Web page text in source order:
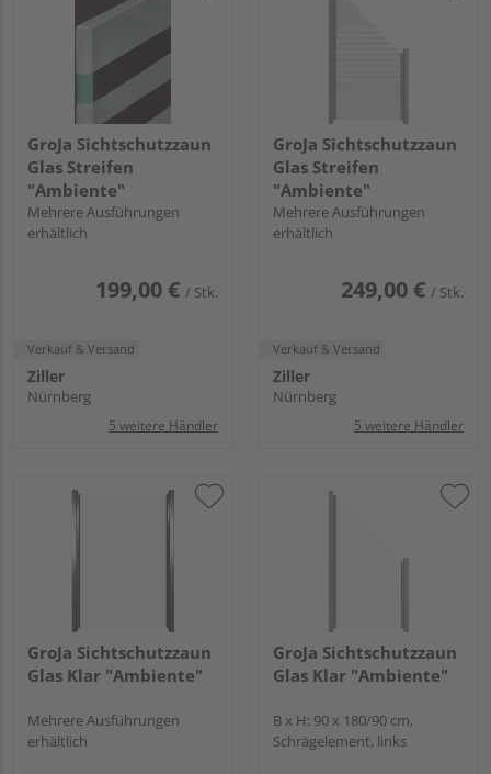
GroJa Sichtschutzzaun
Glas Streifen
"Ambiente"
Mehrere Ausführungen
erhältlich
199,00 € / Stk.
Verkauf & Versand
Ziller
Nürnberg
5 weitere Händler
GroJa Sichtschutzzaun
Glas Streifen
"Ambiente"
Mehrere Ausführungen
erhältlich
249,00 € / Stk.
Verkauf & Versand
Ziller
Nürnberg
5 weitere Händler
GroJa Sichtschutzzaun
Glas Klar "Ambiente"
Mehrere Ausführungen
erhältlich
GroJa Sichtschutzzaun
Glas Klar "Ambiente"
B x H: 90 x 180/90 cm,
Schrägelement, links